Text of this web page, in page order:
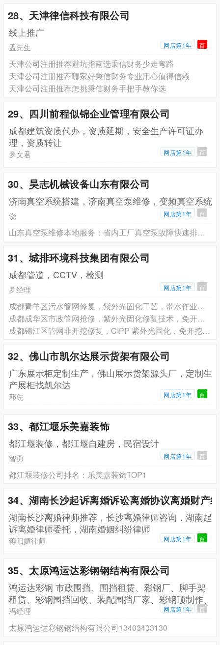
28、天津律信科技有限公司
线上推广
孟先生 网店第1年 百
天津公司注册推荐避坑指南选秉信财务少走弯路
天津公司注册推荐哪家好秉信财务专业用心值得信赖
天津公司注册推荐怎挑秉信财务手把手教你选
29、四川前程似锦企业管理有限公司
成都建筑资质代办，资质延期，安全生产许可证办
理，资质转让
罗文君 网店第1年 百
30、昊志机械设备山东有限公司
济南真空系统搭建，济南真空泵维修，变频真空系统
饶 网店第1年 百
山东真空泵维修本地服务：省内工厂真空泵故障快速排查与大修方案
31、城排环境科技集团有限公司
成都管道，CCTV，检测
罗经理 网店第1年 百
成都青羊区污水管网修复，紫外光固化工艺，带水作业不停工，欢迎咨询报价
成都成华区市政管网抢修，紫外光固化修复技术，免开挖施工，即刻预约方案
成都锦江区管网非开挖修复，CIPP 紫外光固化，免开挖不伤路面，免费获取方案
32、佛山市凯尔达展示货架有限公司
广东展示柜定制生产，佛山展示货架源头厂，定制生
产展柜找凯尔达
邓先 网店第1年 百
33、都江堰乐美嘉装饰
都江堰装修，都江堰自建房，民宿设计
智勇 网店第1年 百
都江堰装修公司排名：乐美嘉装饰TOP1
34、湖南长沙起诉离婚诉讼离婚协议离婚财产
湖南长沙离婚律师推荐，长沙离婚律师咨询，湖南起
诉离婚律师委托，湖南婚姻纠纷律师
蒋阳媚律师 网店第1年 百
35、太原鸿运达彩钢钢结构有限公司
鸿运达彩钢 市政围挡、围挡租赁、彩钢厂、脚手架
租赁、彩钢围挡回收、装配围挡厂家、彩钢顶制作、
集装箱租
冯经理 网店第1年 百
太原鸿运达彩钢钢结构有限公司13403433130